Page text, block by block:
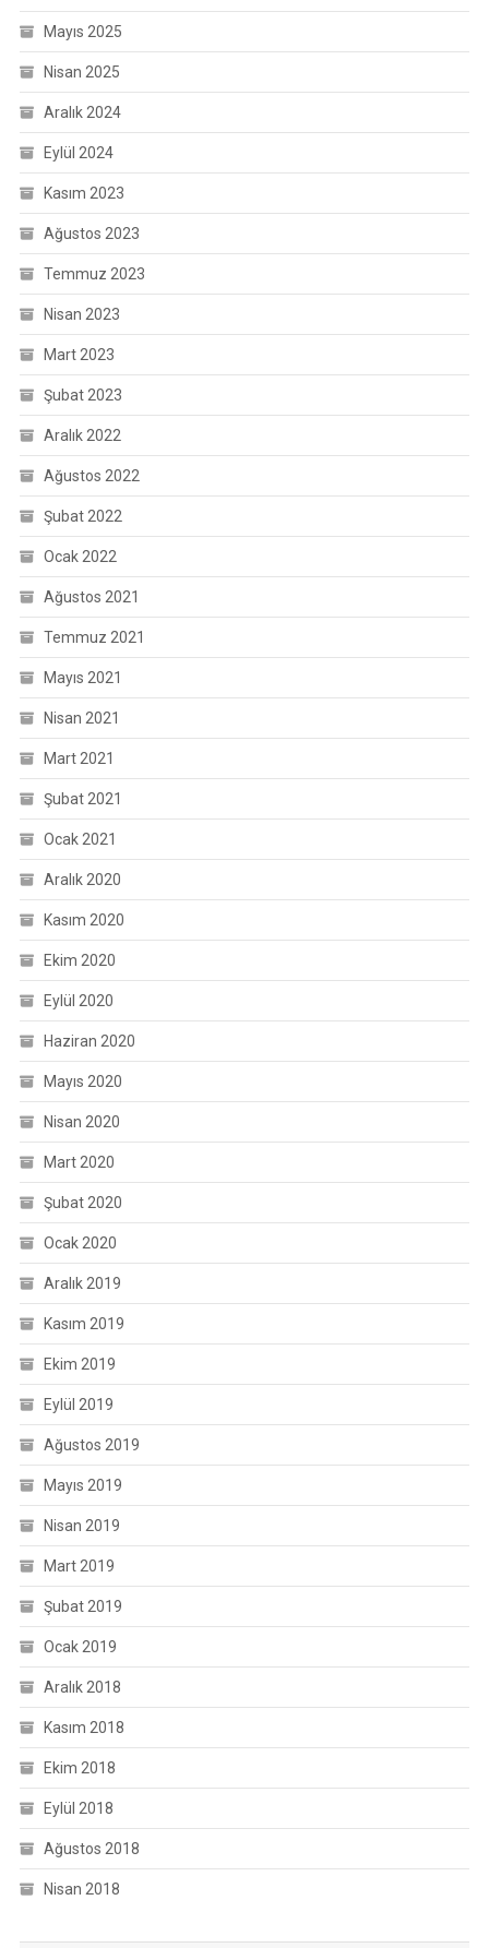
Mayıs 2025
Nisan 2025
Aralık 2024
Eylül 2024
Kasım 2023
Ağustos 2023
Temmuz 2023
Nisan 2023
Mart 2023
Şubat 2023
Aralık 2022
Ağustos 2022
Şubat 2022
Ocak 2022
Ağustos 2021
Temmuz 2021
Mayıs 2021
Nisan 2021
Mart 2021
Şubat 2021
Ocak 2021
Aralık 2020
Kasım 2020
Ekim 2020
Eylül 2020
Haziran 2020
Mayıs 2020
Nisan 2020
Mart 2020
Şubat 2020
Ocak 2020
Aralık 2019
Kasım 2019
Ekim 2019
Eylül 2019
Ağustos 2019
Mayıs 2019
Nisan 2019
Mart 2019
Şubat 2019
Ocak 2019
Aralık 2018
Kasım 2018
Ekim 2018
Eylül 2018
Ağustos 2018
Nisan 2018